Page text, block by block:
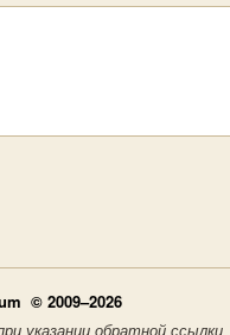
© 2009–2026
указании обратной ссылки